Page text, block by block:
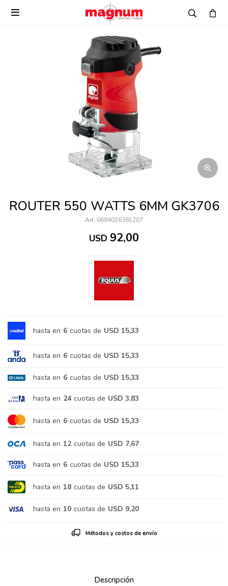

ROUTER 550 WATTS 6MM GK3706
0694026365207
USD 92,00
hasta en 6 cuotas de USD 15,33
hasta en 6 cuotas de USD 15,33
hasta en 6 cuotas de USD 15,33
hasta en 24 cuotas de USD 3,83
hasta en 6 cuotas de USD 15,33
hasta en 12 cuotas de USD 7,67
hasta en 6 cuotas de USD 15,33
hasta en 18 cuotas de USD 5,11
hasta en 10 cuotas de USD 9,20
Métodos y costos de envío
Descripción